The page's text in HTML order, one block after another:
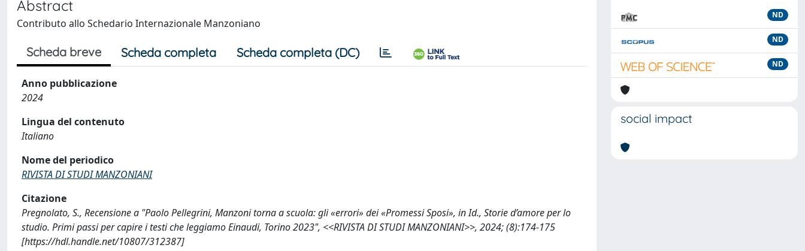
Abstract
Contributo allo Schedario Internazionale Manzoniano
Scheda breve Scheda completa Scheda completa (DC)
Anno pubblicazione
2024
Lingua del contenuto
Italiano
Nome del periodico
RIVISTA DI STUDI MANZONIANI
Citazione
Pregnolato, S., Recensione a "Paolo Pellegrini, Manzoni torna a scuola: gli «errori» dei «Promessi Sposi», in Id., Storie d’amore per lo
studio. Primi passi per capire i testi che leggiamo Einaudi, Torino 2023", <<RIVISTA DI STUDI MANZONIANI>>, 2024; (8):174-175
[https://hdl.handle.net/10807/312387]
ND
ND
ND
social impact